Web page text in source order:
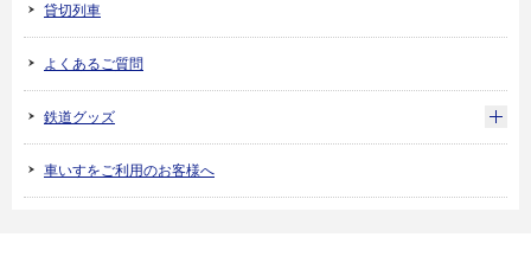
貸切列車
よくあるご質問
鉄道グッズ
車いすをご利用のお客様へ